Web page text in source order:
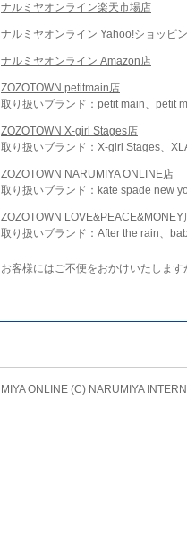
ナルミヤオンライン楽天市場店
ナルミヤオンライン Yahoo!ショッピ
ナルミヤオンライン Amazon店
ZOZOTOWN petitmain店
取り扱いブランド：petit main、petit
ZOZOTOWN X-girl Stages店
取り扱いブランド：X-girl Stages、
ZOZOTOWN NARUMIYA ONLINE店
取り扱いブランド：kate spade new
ZOZOTOWN LOVE&PEACE&MONEY
取り扱いブランド：After the rain、
お客様にはご不便をおかけいたしま